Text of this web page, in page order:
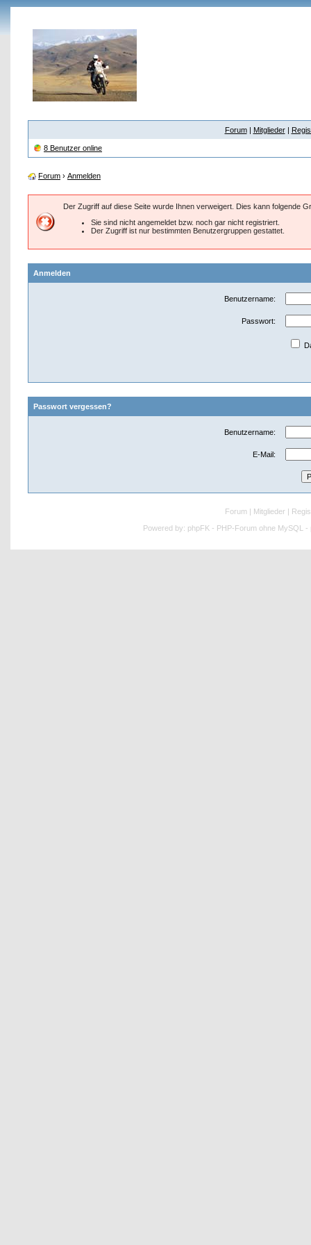
Forum| Mitglieder|
8 Benutzer online
Forum › Anmelden
Der Zugriff auf diese Seite wurde Ihnen verweigert. Dies kann folgende
Sie sind nicht angemeldet bzw. noch gar nicht registriert.
Der Zugriff ist nur bestimmten Benutzergruppen gestattet.
Anmelden
Benutzername:
Passwort:
Passwort vergessen?
Benutzername:
E-Mail:
Forum Mitglieder
Powered by: phpFK - PHP-Forum ohne MySQL -